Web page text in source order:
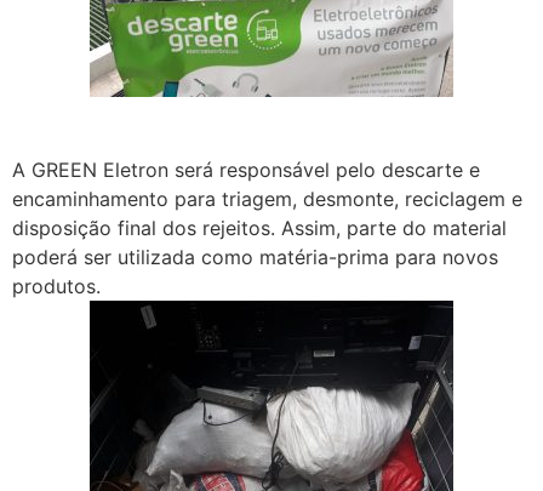
A GREEN Eletron será responsável pelo descarte e
encaminhamento para triagem, desmonte, reciclagem e
disposição final dos rejeitos. Assim, parte do material
poderá ser utilizada como matéria-prima para novos
produtos.